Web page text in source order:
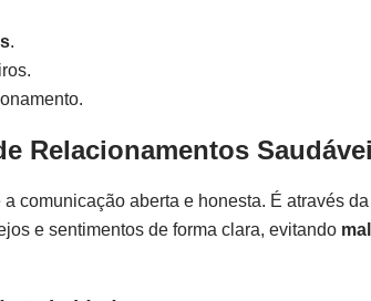
.
Relacionamentos
comunicação aberta e honesta. É através da
e sentimentos de forma clara, evitando